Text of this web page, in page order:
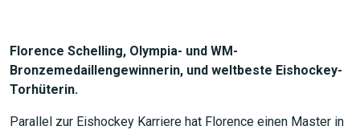
Florence Schelling, Olympia- und WM-
Bronzemedaillengewinnerin, und weltbeste Eishockey-
Torhüterin.
Parallel zur Eishockey Karriere hat Florence einen Master in